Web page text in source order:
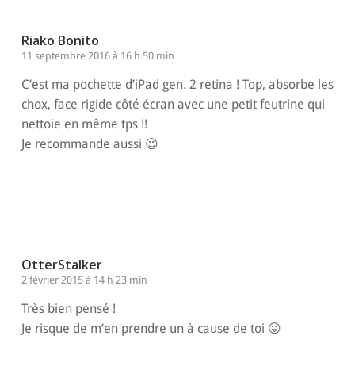
Riako Bonito
11 septembre 2016 à 16 h 50 min
C’est ma pochette d’iPad gen. 2 retina ! Top, absorbe les
chox, face rigide côté écran avec une petit feutrine qui
nettoie en même tps !!
Je recommande aussi 😉
OtterStalker
2 février 2015 à 14 h 23 min
Très bien pensé !
Je risque de m’en prendre un à cause de toi 😛